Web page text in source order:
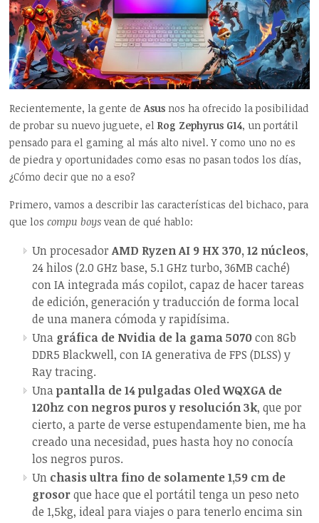
Recientemente, la gente deAsus nos ha ofrecido la posibilidad
de probar su nuevo juguete, el Rog Zephyrus G14, un portátil
pensado para el gaming al más alto nivel. Y como uno no es
de piedra y oportunidades como esas no pasan todos los días,
¿Cómo decir que no a eso?
Primero, vamos a describir las características del bichaco, para
que loscompu boys vean de qué hablo:
Un procesadorAMD Ryzen AI 9 HX 370, 12 núcleos,
24 hilos (2.0 GHz base, 5.1 GHz turbo, 36MB caché)
con IA integrada más copilot, capaz de hacer tareas
de edición, generación y traducción de forma local
de una manera cómoda y rapidísima.
Una gráfica de Nvidia de la gama 5070con 8Gb
DDR5 Blackwell, con IA generativa de FPS (DLSS) y
Ray tracing.
Unapantalla de 14 pulgadas Oled WQXGA de
120hz con negros puros y resolución 3k, que por
cierto, a parte de verse estupendamente bien, me ha
creado una necesidad, pues hasta hoy no conocía
los negros puros.
Un chasis ultra fino de solamente 1,59 cm de
grosorque hace que el portátil tenga un peso neto
de 1,5kg, ideal para viajes o para tenerlo encima sin